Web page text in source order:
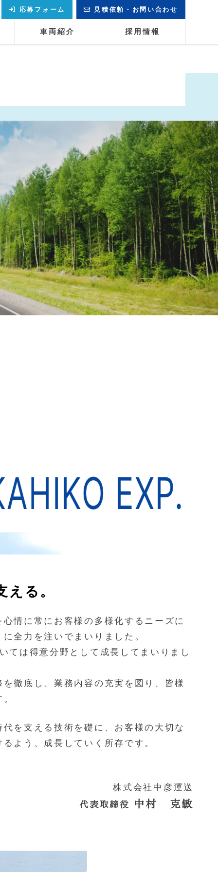
応募フォーム 見積依頼・お問い合わせ
車両紹介 採用情報
EXP.
る。
情に常にお客様の多様化するニーズに
全力を注いでまいりました。
ては得意分野として成長してまいりまし
徹底し、業務内容の充実を図り、皆様
を支える技術を礎に、お客様の大切な
よう、成長していく所存です。
株式会社中彦運送
代表取締役 中村 克敏